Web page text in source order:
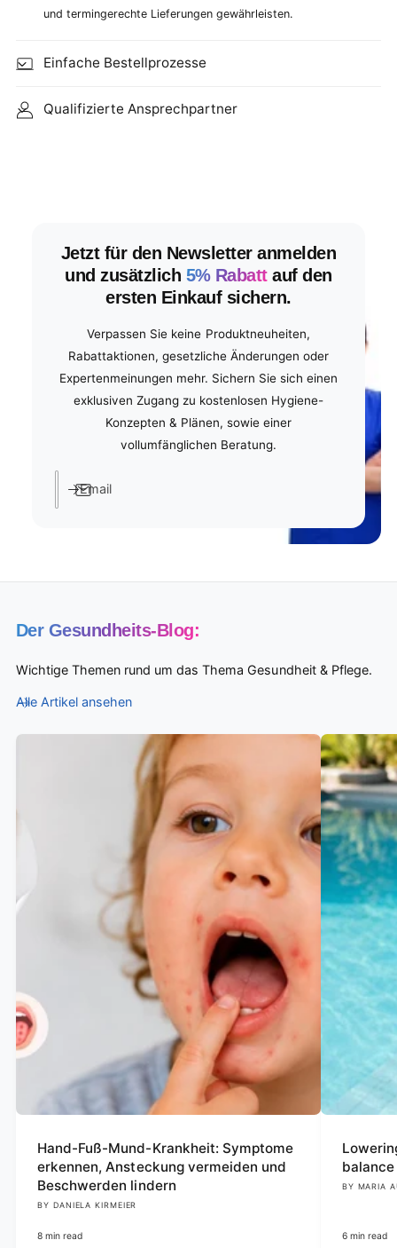
und termingerechte Lieferungen gewährleisten.
Einfache Bestellprozesse
Qualifizierte Ansprechpartner
Jetzt für den Newsletter anmelden
und zusätzlich 5% Rabattauf den
ersten Einkauf sichern.
Verpassen Sie keine Produktneuheiten,
Rabattaktionen, gesetzliche Änderungen oder
Expertenmeinungen mehr. Sichern Sie sich einen
exklusiven Zugang zu kostenlosen Hygiene-
Konzepten & Plänen, sowie einer
vollumfänglichen Beratung.
Email
Der Gesundheits-Blog:
Wichtige Themen rund um das Thema Gesundheit & Pflege.
Alle Artikel ansehen
Hand-Fuß-Mund-Krankheit: Symptome
erkennen, Ansteckung vermeiden und
Beschwerden lindern
BY DANIELA KIRMEIER
8 min read
BY MARIA
6 min read